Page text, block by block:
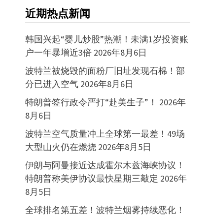
近期热点新闻
韩国兴起“婴儿炒股”热潮！未满1岁投资账
户一年暴增近3倍 2026年8月6日
波特兰被烧毁的面粉厂旧址发现石棉！部
分已进入空气 2026年8月6日
特朗普签行政令严打“赴美生子”！ 2026年
8月6日
波特兰空气质量冲上全球第一最差！49场
大型山火仍在燃烧 2026年8月5日
伊朗与阿曼接近达成霍尔木兹海峡协议！
特朗普称美伊协议最快星期三敲定 2026年
8月5日
全球排名第五差！波特兰烟雾持续恶化！